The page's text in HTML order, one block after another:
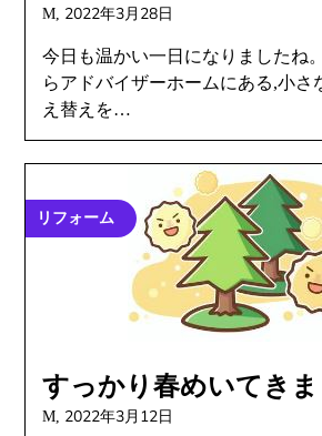
M, 2022年3月28日
今日も温かい一日になりましたね
らアドバイザーホームにある,小さ
え替えを…
リフォーム
すっかり春めいてき
M, 2022年3月12日